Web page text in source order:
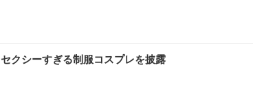
クシーすぎる制服コスプレを披露